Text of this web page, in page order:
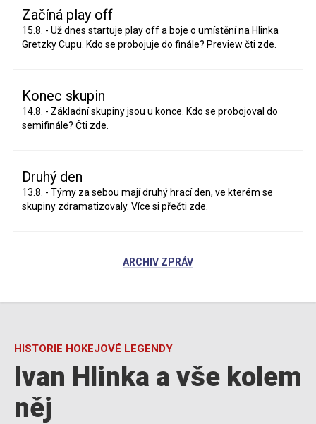
Začíná play off
15.8. - Už dnes startuje play off a boje o umístění na Hlinka
Gretzky Cupu. Kdo se probojuje do finále? Preview čti zde
Konec skupin
14.8. - Základní skupiny jsou u konce. Kdo se probojoval do
semifinále? Čti zde.
Druhý den
13.8. - Týmy za sebou mají druhý hrací den, ve kterém se
skupiny zdramatizovaly. Více si přečti zde
ARCHIV ZPRÁV
HISTORIE HOKEJOVÉ LEGENDY
Ivan Hlinka a vše kolem
něj